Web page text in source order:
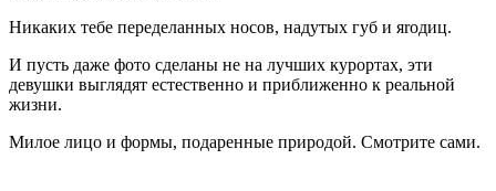
Никаких тебе переделанных носов, надутых губ и яrодиц.
И пусть даже фото сделаны не на лучших курортах, эти
девушки выглядят естественно и приближенно к реальной
жизни.
Милое лицо и формы, подаренные природой. Смотрите сами.